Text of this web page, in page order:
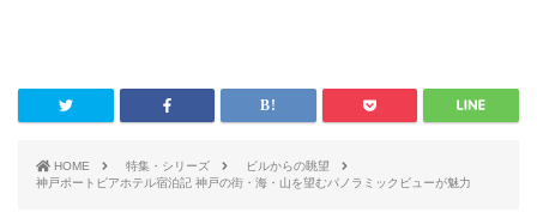
HOME 特集・シリーズ
ビルからの眺望
神戸ポートピアホテル宿泊記 神戸の街・海・山を望むパノラミックビューが魅力